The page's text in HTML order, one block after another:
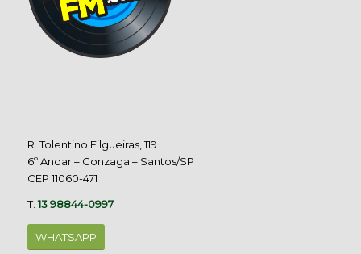
R. Tolentino Filgueiras, 119
6º Andar – Gonzaga – Santos/SP
CEP 11060-471
T.13 98844-0997
WHATSAPP